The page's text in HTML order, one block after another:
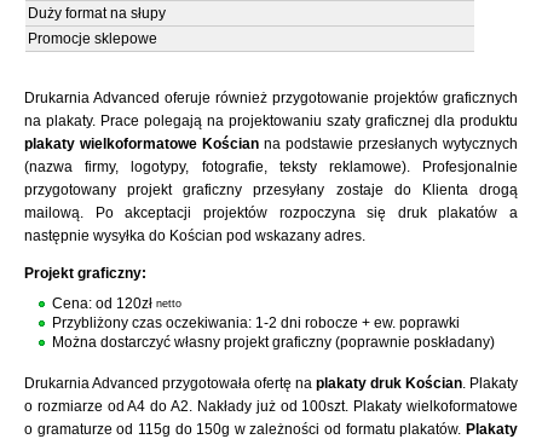
Duży format na słupy
Promocje sklepowe
Drukarnia Advanced oferuje również przygotowanie projektów graficznych
na plakaty. Prace polegają na projektowaniu szaty graficznej dla produktu
plakaty wielkoformatowe Kościan na podstawie przesłanych wytycznych
(nazwa firmy, logotypy, fotografie, teksty reklamowe). Profesjonalnie
przygotowany projekt graficzny przesyłany zostaje do Klienta drogą
mailową. Po akceptacji projektów rozpoczyna się druk plakatów a
następnie wysyłka do Kościan pod wskazany adres.
Projekt graficzny:
Cena: od 120zł netto
Przybliżony czas oczekiwania: 1-2 dni robocze + ew. poprawki
Można dostarczyć własny projekt graficzny (poprawnie poskładany)
Drukarnia Advanced przygotowała ofertę na plakaty druk Kościan. Plakaty
o rozmiarze od A4 do A2. Nakłady już od 100szt. Plakaty wielkoformatowe
o gramaturze od 115g do 150g w zależności od formatu plakatów. Plakaty